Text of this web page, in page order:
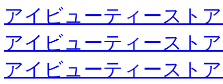
アイビューティースト
アイビューティースト
アイビューティースト